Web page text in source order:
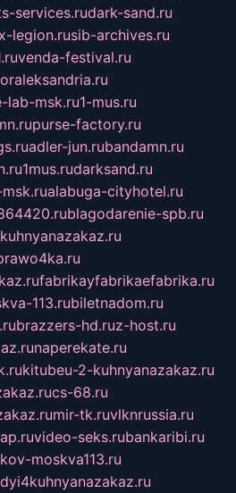
services.rudark-sand.ru
x-legion.rusib-archives.ru
venda-festival.ru
lab-msk.ru1-mus.ru
purse-factory.ru
adler-jun.rubandamn.ru
1mus.rudarksand.ru
alabuga-cityhotel.ru
blagodarenie-spb.ru
fabrikayfabrikaefabrika.ru
113.rubiletnadom.ru
brazzers-hd.ruz-host.ru
naperekate.ru
kitubeu-2-kuhnyanazakaz.ru
cs-68.ru
mir-tk.ruvlknrussia.ru
video-seks.rubankaribi.ru
moskva113.ru